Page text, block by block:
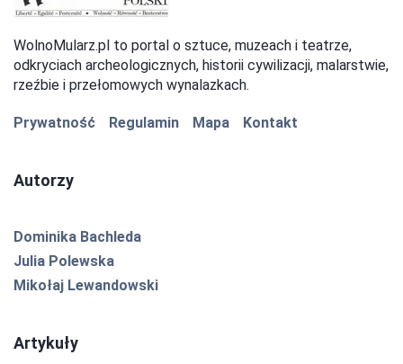
WolnoMularz.pl to portal o sztuce, muzeach i teatrze,
odkryciach archeologicznych, historii cywilizacji, malarstwie,
rzeźbie i przełomowych wynalazkach.
Prywatność Regulamin Mapa Kontakt
Autorzy
Dominika Bachleda
Julia Polewska
Mikołaj Lewandowski
Artykuły